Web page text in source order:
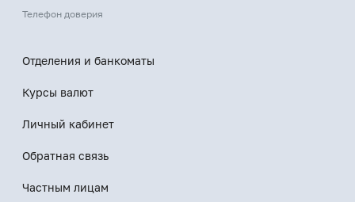
Телефон доверия
Отделения и банкоматы
Курсы валют
Личный кабинет
Обратная связь
Частным лицам